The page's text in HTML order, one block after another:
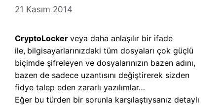
21 Kasım 2014
CryptoLocker veya daha anlaşılır bir ifade
ile, bilgisayarlarınızdaki tüm dosyaları çok güçlü
biçimde şifreleyen ve dosyalarınızın bazen adını,
bazen de sadece uzantısını değiştirerek sizden
fidye talep eden zararlı yazılımlar…
Eğer bu türden bir sorunla karşılaştıysanız detaylı